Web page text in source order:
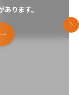
ります。
次